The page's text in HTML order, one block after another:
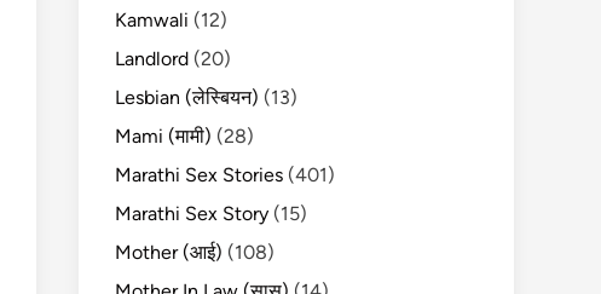
Kamwali (12)
Landlord (20)
Lesbian (लेस्बियन) (13)
Mami (मामी) (28)
Marathi Sex Stories (401)
Marathi Sex Story (15)
Mother (आई) (108)